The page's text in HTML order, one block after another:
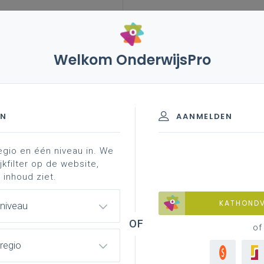
vakken en leerplannen 2de graad
materiaal lesfiche ' ...
finaliteit
professionalisering
en schrijven)
Welkom OnderwijsPro
AANMELDEN
of
en één niveau in. We
op de website,
ziet.